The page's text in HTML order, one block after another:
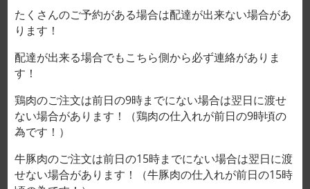
ホーム / 鶏肉
たくさんのご予約がある場合は配達が出来ない場合があ
ります！
配達が出来る場合でもこちら側から必ず連絡がありま
す！
鶏肉のご注文は前日の9時までにない場合は翌日に渡せ
ない場合があります！（鶏肉の仕入れが前日の9時頃の
為です！）
牛豚肉のご注文は前日の15時までにない場合は翌日に渡
せない場合があります！（牛豚肉の仕入れが前日の15時